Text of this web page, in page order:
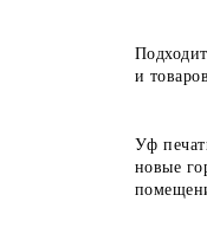
и товаров.
Уф
новые